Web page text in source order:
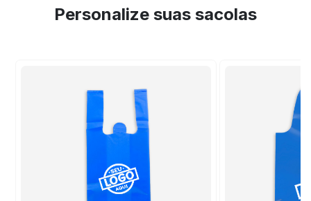
Personalize suas sacolas